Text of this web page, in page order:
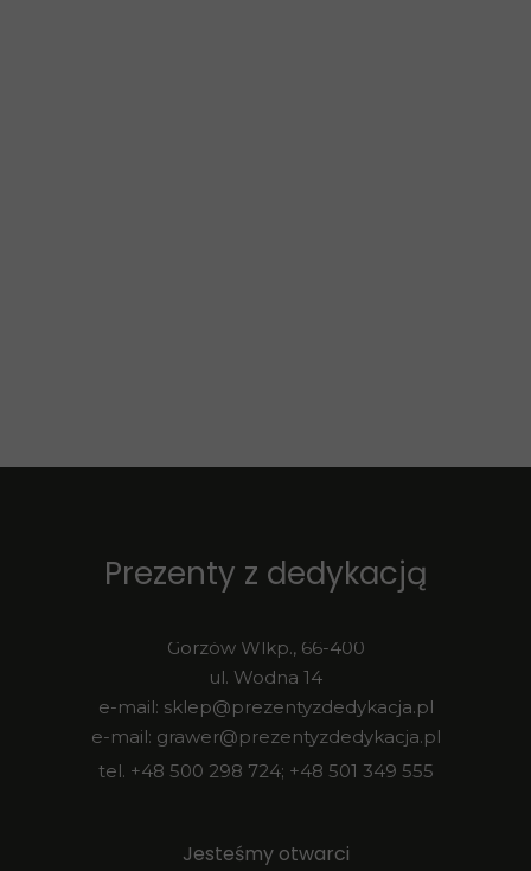
Prezenty z dedykacją
Gorzów Wlkp., 66-400
ul. Wodna 14
e-mail: sklep@prezentyzdedykacja.pl
e-mail: grawer@prezentyzdedykacja.pl
tel. +48 500 298 724; +48 501 349 555
Jesteśmy otwarci